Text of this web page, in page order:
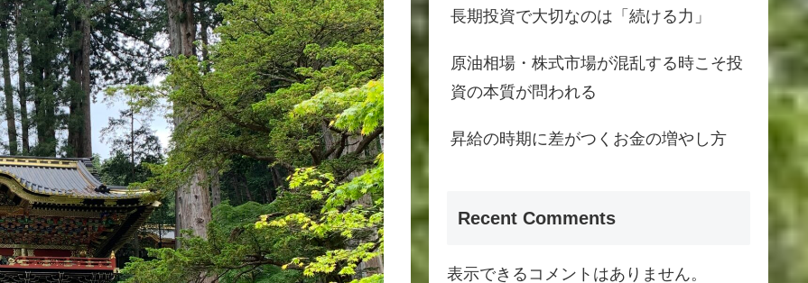
長期投資で大切なのは「続ける力」
原油相場・株式市場が混乱する時こそ投
資の本質が問われる
昇給の時期に差がつくお金の増やし方
Recent Comments
表示できるコメントはありません。